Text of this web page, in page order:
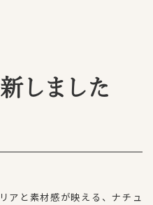
しました
アと素材感が映える、ナチュ